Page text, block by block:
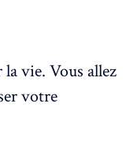
vie. Vous allez
votre